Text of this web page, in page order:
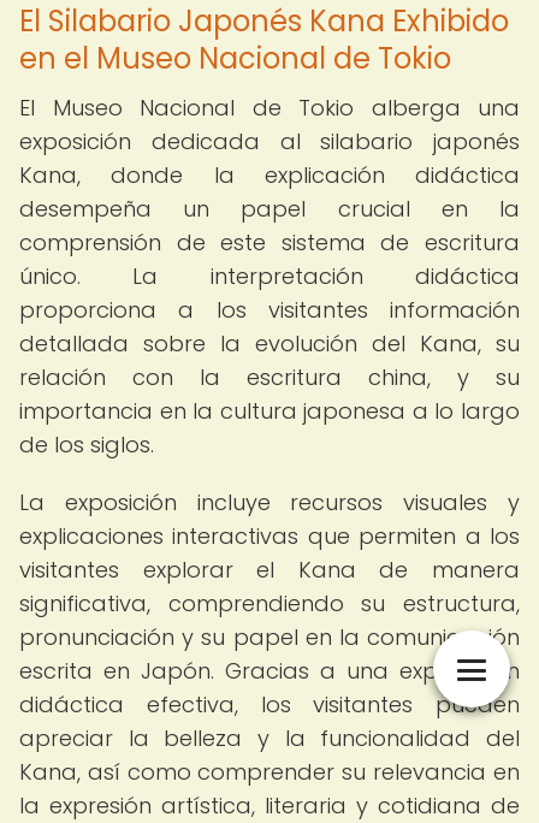
El Silabario Japonés Kana Exhibido
en el Museo Nacional de Tokio
El Museo Nacional de Tokio alberga una
exposición dedicada al silabario japonés
Kana, donde la explicación didáctica
desempeña un papel crucial en la
comprensión de este sistema de escritura
único. La interpretación didáctica
proporciona a los visitantes información
detallada sobre la evolución del Kana, su
relación con la escritura china, y su
importancia en la cultura japonesa a lo largo
de los siglos.
La exposición incluye recursos visuales y
explicaciones interactivas que permiten a los
visitantes explorar el Kana de manera
significativa, comprendiendo su estructura,
pronunciación y su papel en la comunicación
escrita en Japón. Gracias a una explicación
didáctica efectiva, los visitantes pueden
apreciar la belleza y la funcionalidad del
Kana, así como comprender su relevancia en
la expresión artística, literaria y cotidiana de